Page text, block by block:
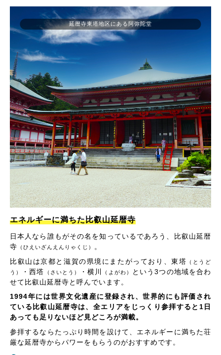
延暦寺東塔地区にある阿弥陀堂
エネルギーに満ちた比叡山延暦寺
日本人なら誰もがその名を知っているであろう、比叡山延暦
寺 （ひえいざんえんりゃくじ） 。
比叡山は京都と滋賀の県境にまたがっており、東塔
（とうど
う）
・西塔 （さいとう） ・横川 （よがわ）
という3つの地域を合わ
せて比叡山延暦寺と呼んでいます。
1994年には世界文化遺産に登録され、世界的にも評価され
ている比叡山延暦寺は、全エリアをじっくり参拝すると1日
あっても足りないほど見どころが満載。
参拝するならたっぷり時間を設けて、エネルギーに満ちた荘
厳な延暦寺からパワーをもらうのがおすすめです。